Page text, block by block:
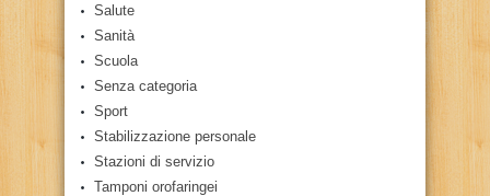
Salute
Sanità
Scuola
Senza categoria
Sport
Stabilizzazione personale
Stazioni di servizio
Tamponi orofaringei